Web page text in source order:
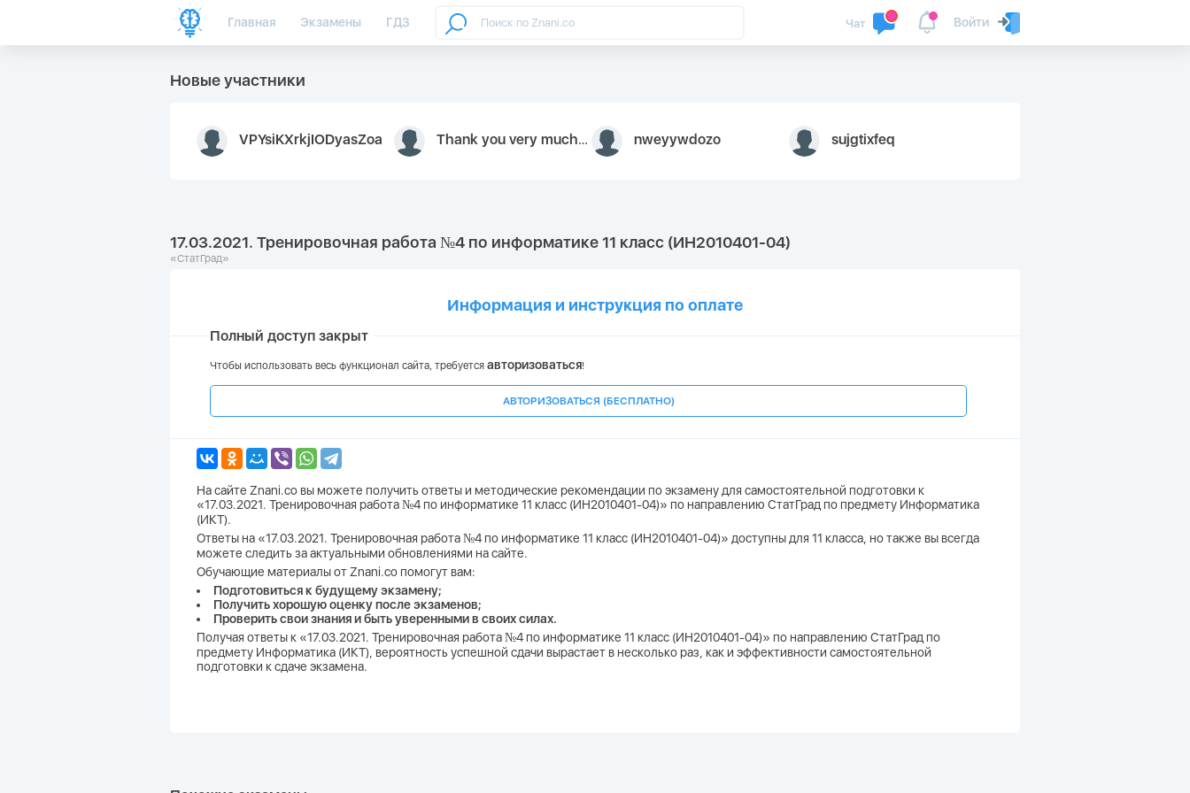
Главная Экзамены ГДЗ Войти
Чат
Новые участники
VPYsiKXrkjIODyasZoa Thank you very much for your inquiry We appreciate you 9126052 https://youtube.com faceapple ! nweyywdozo sujgtixfeq
17.03.2021. Тренировочная работа №4 по информатике 11 класс (ИН2010401-04)
«СтатГрад»
Информация и инструкция по оплате
Полный доступ закрыт
Чтобы использовать весь функционал сайта, требуется авторизоваться!
АВТОРИЗОВАТЬСЯ (БЕСПЛАТНО)
На сайте Znani.co вы можете получить ответы и методические рекомендации по экзамену для самостоятельной подготовки к
«17.03.2021. Тренировочная работа №4 по информатике 11 класс (ИН2010401-04)» по направлению СтатГрад по предмету Информатика
(ИКТ).
Ответы на «17.03.2021. Тренировочная работа №4 по информатике 11 класс (ИН2010401-04)» доступны для 11 класса, но также вы всегда
можете следить за актуальными обновлениями на сайте.
Обучающие материалы от Znani.co помогут вам:
Подготовиться к будущему экзамену;
Получить хорошую оценку после экзаменов;
Проверить свои знания и быть уверенными в своих силах.
Получая ответы к «17.03.2021. Тренировочная работа №4 по информатике 11 класс (ИН2010401-04)» по направлению СтатГрад по
предмету Информатика (ИКТ), вероятность успешной сдачи вырастает в несколько раз, как и эффективности самостоятельной
подготовки к сдаче экзамена.